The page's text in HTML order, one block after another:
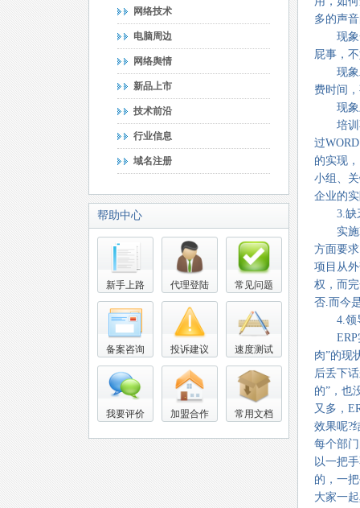
网络技术
电脑周边
网络舆情
新品上市
技术前沿
行业信息
域名注册
帮助中心
新手上路 代理登陆 常见问题
备案咨询 投诉建议 速度测试
我要评价 加盟合作 常用文档
多的声
现象一
屁事，
现象二
费时间
现象三
培训不
过
的实现
小组、
企业的
3.缺乏
实施
方面要
项目从
权，而
否.而今
4.领导
ERP实
肉”的现
后丢下
的”，也
又多，
效果呢?
每个部
以一把
的，一
大家一